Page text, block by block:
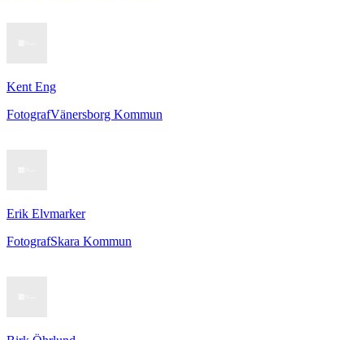
Kent Eng
FotografVänersborg Kommun
Erik Elvmarker
FotografSkara Kommun